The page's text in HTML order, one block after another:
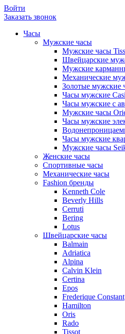
Войти
Заказать звонок
Часы
Мужские часы
Мужские часы
Швейцарские
Мужские
Механические
Золотые мужские
Часы мужские
Часы мужские с
Мужские часы
Часы мужские
Часы мужские
Мужские часы
Женские часы
Спортивные часы
Механические часы
Fashion бренды
Kenneth Cole
Beverly Hills
Cerruti
Bering
Lotus
Швейцарские часы
Balmain
Adriatica
Alpina
Calvin Klein
Certina
Epos
Frederique Constant
Hamilton
Oris
Rado
Tissot